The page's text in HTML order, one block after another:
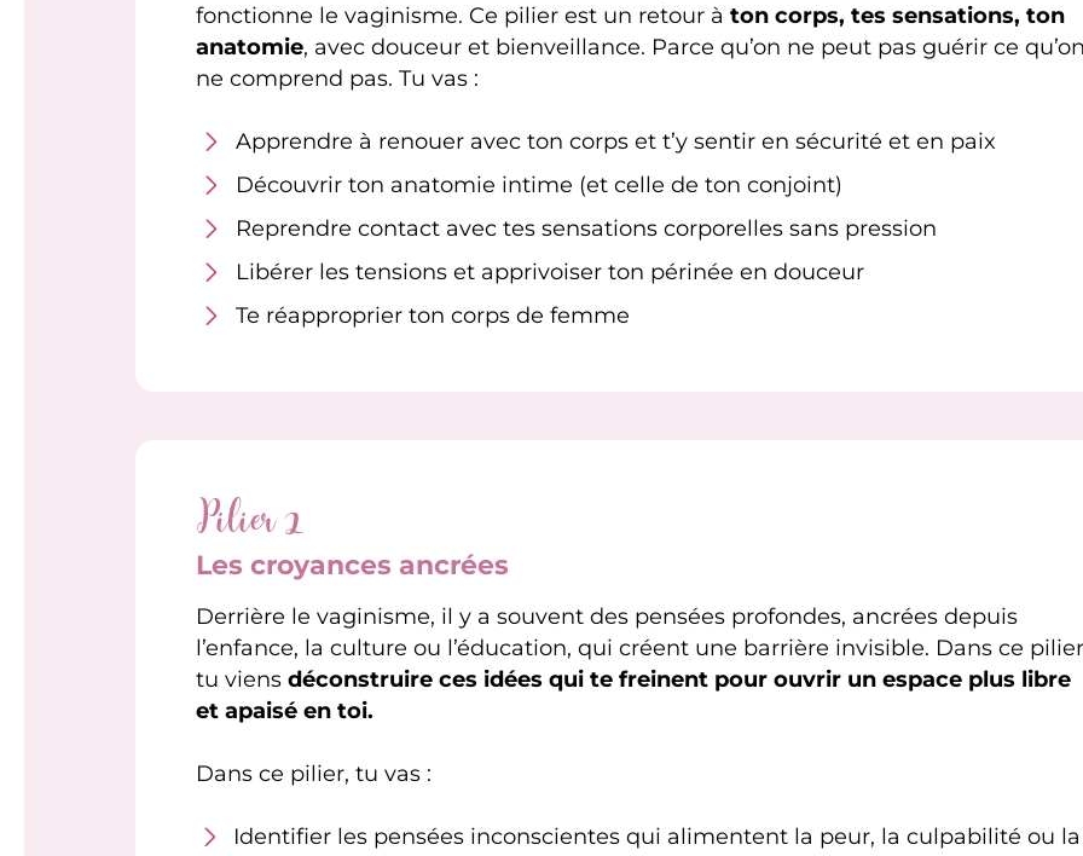
fonctionne le vaginisme. Ce pilier est un retour à ton corps, tes sensations, ton
anatomie, avec douceur et bienveillance. Parce qu’on ne peut pas guérir ce
ne comprend pas. Tu vas :
Apprendre à renouer avec ton corps et t’y sentir en sécurité et en paix
Découvrir ton anatomie intime (et celle de ton conjoint)
Reprendre contact avec tes sensations corporelles sans pression
Libérer les tensions et apprivoiser ton périnée en douceur
Te réapproprier ton corps de femme
Pilier 2
Les croyances ancrées
Derrière le vaginisme, il y a souvent des pensées profondes, ancrées depuis
l’enfance, la culture ou l’éducation, qui créent une barrière invisible. Dans ce
tu viens déconstruire ces idées qui te freinent pour ouvrir un espace plus libre
et apaisé en toi.
Dans ce pilier, tu vas :
Identifier les pensées inconscientes qui alimentent la peur, la culpabilité ou la